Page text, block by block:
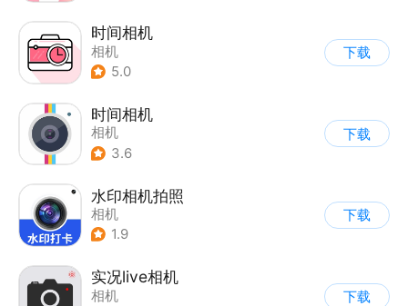
时间相机
相机
5.0
下载
时间相机
相机
3.6
下载
水印相机拍照
相机
1.9
下载
实况live相机
相机
下载